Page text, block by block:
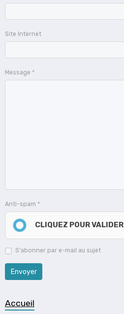
Site Internet
Message
Anti-spam
CLIQUEZ POUR VALIDER
S'abonner par e-mail au sujet
Envoyer
Accueil